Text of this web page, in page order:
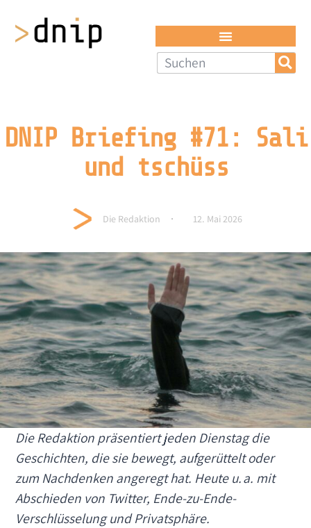
DNIP Briefing #71: Sali
und tschüss
Die Redaktion 12. Mai 2026
Die Redaktion präsentiert jeden Dienstag die
Geschichten, die sie bewegt, aufgerüttelt oder
zum Nachdenken angeregt hat. Heute u. a. mit
Abschieden von Twitter, Ende-zu-Ende-
Verschlüsselung und Privatsphäre.